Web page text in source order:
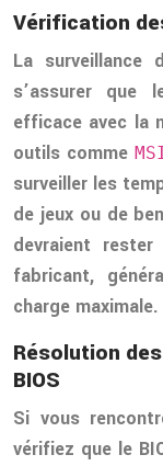
Vérification
La surveillance
s’assurer que
efficace avec la
outils comme
surveiller les
de jeux ou de
devraient
fabricant,
charge maximale.
Résolution
BIOS
Si vous
vérifiez que le